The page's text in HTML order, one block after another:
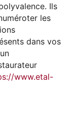
Ils
les
dans vos
www.etal-